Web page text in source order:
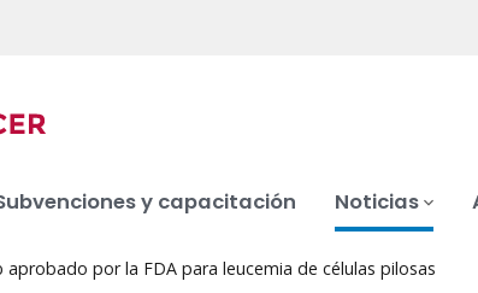
y capacitación Noticias
por la FDA para leucemia de células pilosas